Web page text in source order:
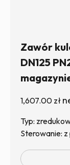
Zawór
DN125
1,607.00 zł
Typ:
Sterowanie: